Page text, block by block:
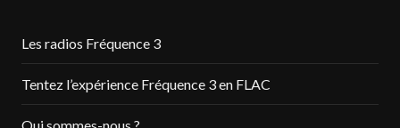
Les radios Fréquence 3
Tentez l’expérience Fréquence 3 en FLAC